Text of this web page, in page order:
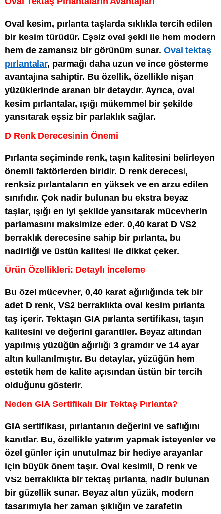
Oval kesim, pırlanta taşlarda sıklıkla tercih edilen
bir kesim türüdür. Eşsiz oval şekli ile hem modern
hem de zamansız bir görünüm sunar. Oval tektaş
pırlantalar, parmağı daha uzun ve ince gösterme
avantajına sahiptir. Bu özellik, özellikle nişan
yüzüklerinde aranan bir detaydır. Ayrıca, oval
kesim pırlantalar, ışığı mükemmel bir şekilde
yansıtarak eşsiz bir parlaklık sağlar.
D Renk Derecesinin Önemi
Pırlanta seçiminde renk, taşın kalitesini belirleyen
önemli faktörlerden biridir. D renk derecesi,
renksiz pırlantaların en yüksek ve en arzu edilen
sınıfıdır. Çok nadir bulunan bu ekstra beyaz
taşlar, ışığı en iyi şekilde yansıtarak mücevherin
parlamasını maksimize eder. 0,40 karat D VS2
berraklık derecesine sahip bir pırlanta, bu
nadirliği ve üstün kalitesi ile dikkat çeker.
Ürün Özellikleri: Detaylı İnceleme
Bu özel mücevher, 0,40 karat ağırlığında tek bir
adet D renk, VS2 berraklıkta oval kesim pırlanta
taş içerir. Tektaşın GIA pırlanta sertifikası, taşın
kalitesini ve değerini garantiler. Beyaz altından
yapılmış yüzüğün ağırlığı 3 gramdır ve 14 ayar
altın kullanılmıştır. Bu detaylar, yüzüğün hem
estetik hem de kalite açısından üstün bir tercih
olduğunu gösterir.
Neden GIA Sertifikalı Bir Tektaş Pırlanta?
GIA sertifikası, pırlantanın değerini ve saflığını
kanıtlar. Bu, özellikle yatırım yapmak isteyenler ve
özel günler için unutulmaz bir hediye arayanlar
için büyük önem taşır. Oval kesimli, D renk ve
VS2 berraklıkta bir tektaş pırlanta, nadir bulunan
bir güzellik sunar. Beyaz altın yüzük, modern
tasarımıyla her zaman şıklığın ve zarafetin